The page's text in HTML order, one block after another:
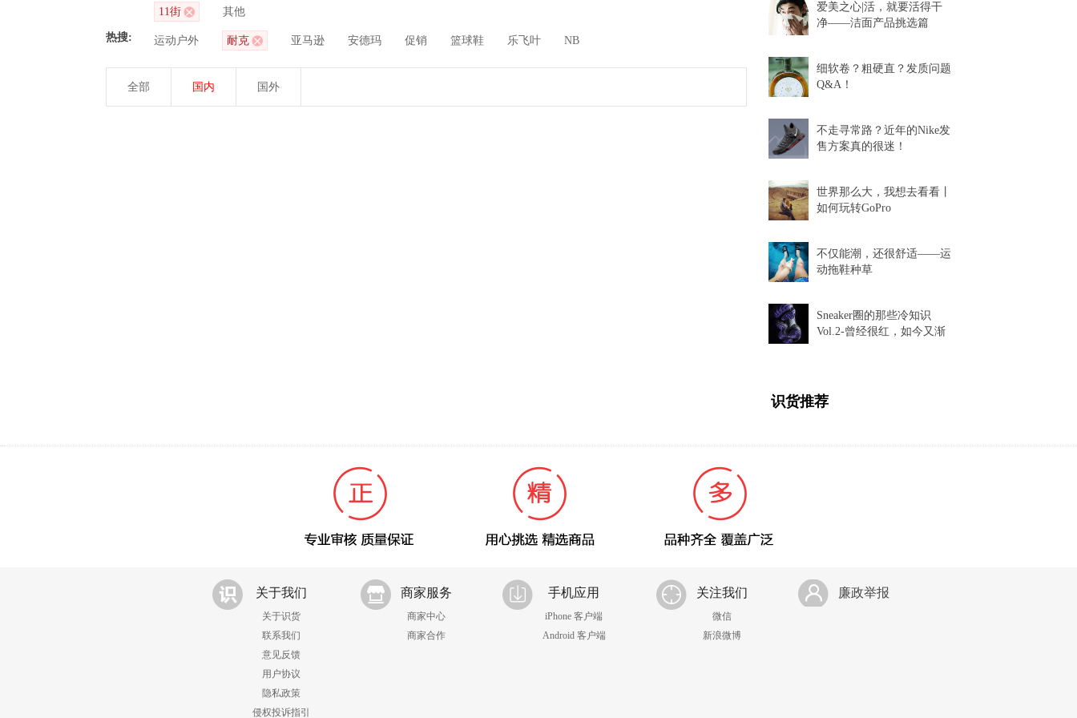
11街 其他
热搜: 运动户外 耐克 亚马逊 安德玛 促销 篮球鞋 乐飞叶 NB
全部 国内 国外
爱美之心|活，就要活得干
净——洁面产品挑选篇
细软卷？粗硬直？发质问题
Q&A！
不走寻常路？近年的Nike发
售方案真的很迷！
世界那么大，我想去看看丨
如何玩转GoPro
不仅能潮，还很舒适——运
动拖鞋种草
Sneaker圈的那些冷知识
Vol.2-曾经很红，如今又渐
识货推荐
关于我们
关于识货
联系我们
意见反馈
用户协议
隐私政策
侵权投诉指引
商家服务
商家中心
商家合作
手机应用
iPhone 客户端
Android 客户端
关注我们
微信
新浪微博
廉政举报